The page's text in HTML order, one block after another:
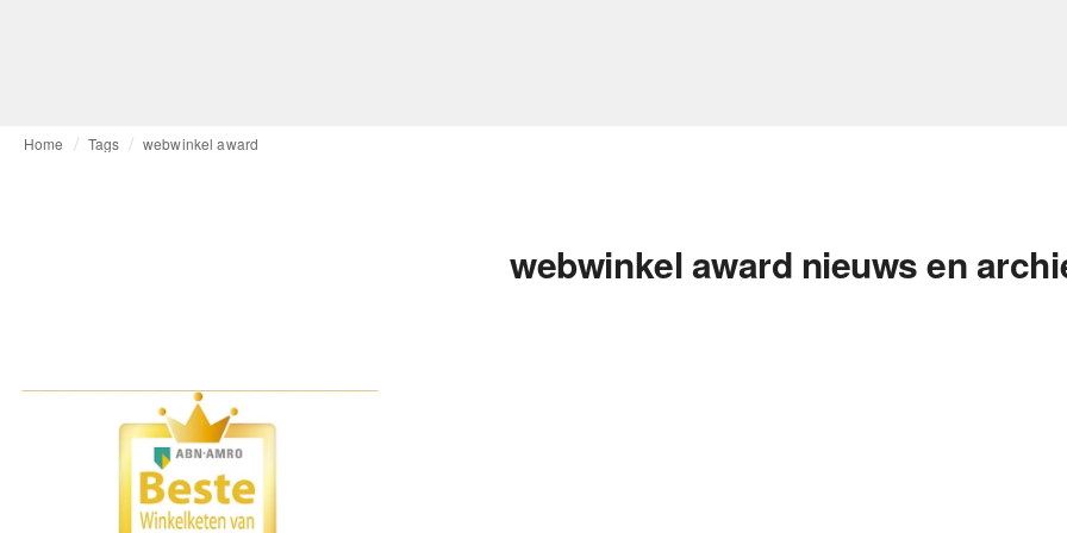
Home Tags webwinkel award
webwinkel award nieuws en